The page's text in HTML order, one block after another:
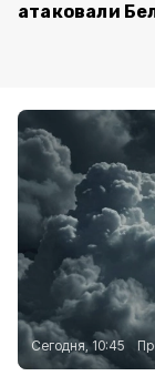
атаковали
Сегодня, 10:45